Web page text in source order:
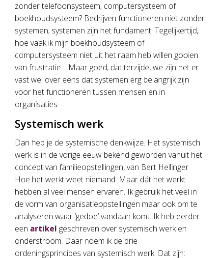
zonder telefoonsysteem, computersysteem of
boekhoudsysteem? Bedrijven functioneren niet zonder
systemen, systemen zijn het fundament. Tegelijkertijd,
hoe vaak ik mijn boekhoudsysteem of
computersysteem niet uit het raam heb willen gooien
van frustratie… Maar goed, dat terzijde, we zijn het er
vast wel over eens dat systemen erg belangrijk zijn
voor het functioneren tussen mensen en in
organisaties.
Systemisch werk
Dan heb je de systemische denkwijze. Het systemisch
werk is in de vorige eeuw bekend geworden vanuit het
concept van familieopstellingen, van Bert Hellinger
Hoe het werkt weet niemand. Maar dát het werkt
hebben al veel mensen ervaren. Ik gebruik het veel in
de vorm van organisatieopstellingen maar ook om te
analyseren waar ‘gedoe’ vandaan komt. Ik heb eerder
een artikel geschreven over systemisch werk en
onderstroom. Daar noem ik de drie
ordeningsprincipes van systemisch werk. Dat zijn: